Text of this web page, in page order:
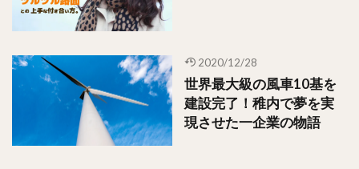
2020/12/28
世界最大級の風車10基を
建設完了！稚内で夢を実
現させた一企業の物語